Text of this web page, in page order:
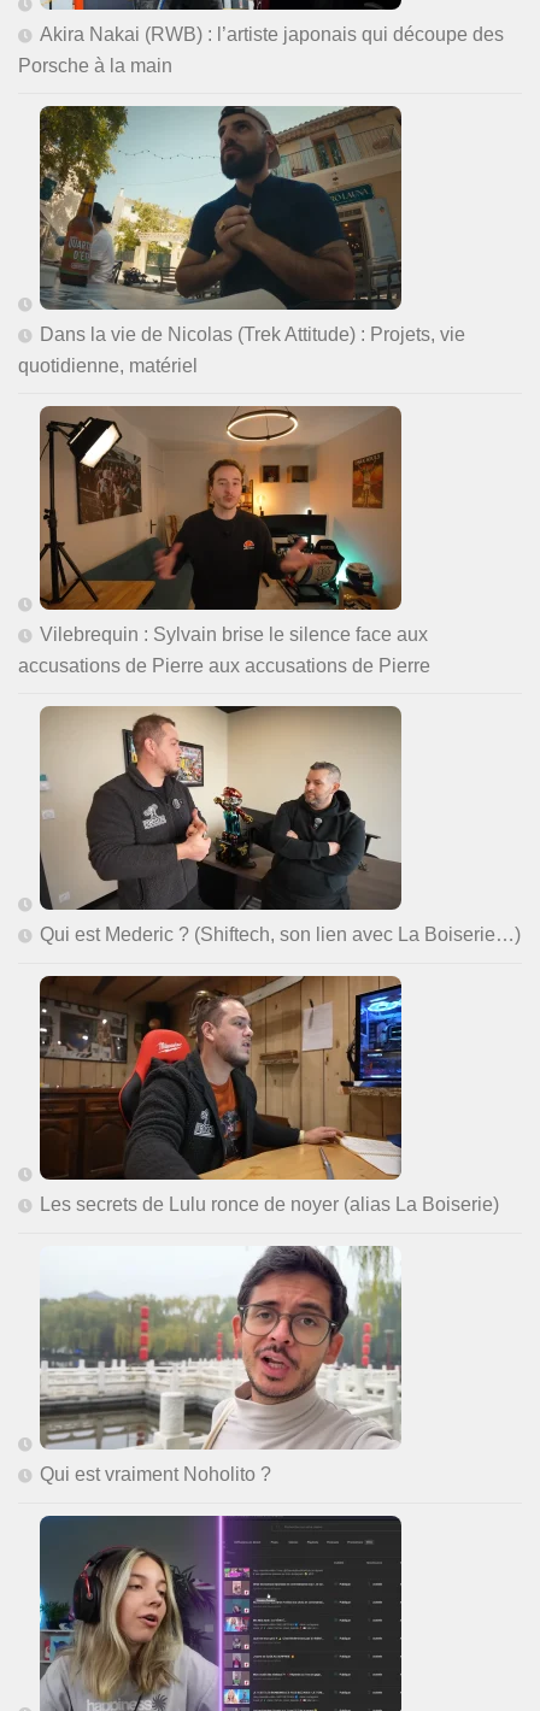
Akira Nakai (RWB) : l’artiste japonais qui découpe des
Porsche à la main
Dans la vie de Nicolas (Trek Attitude) : Projets, vie
quotidienne, matériel
Vilebrequin : Sylvain brise le silence face aux
accusations de Pierre aux accusations de Pierre
Qui est Mederic ? (Shiftech, son lien avec La Boiserie…)
Les secrets de Lulu ronce de noyer (alias La Boiserie)
Qui est vraiment Noholito ?